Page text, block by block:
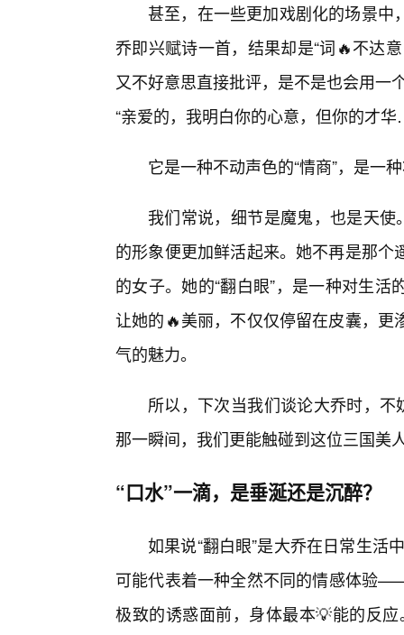
甚至，在一些更加戏剧化的场景中
乔即兴赋诗一首，结果却是“词🔥不达
又不好意思直接批评，是不是也会用一
“亲爱的，我明白你的心意，但你的才
它是一种不动声色的“情商”，是一
我们常说，细节是魔鬼，也是天使
的形象便更加鲜活起来。她不再是那
的女子。她的“翻白眼”，是一种对生
让她的🔥美丽，不仅仅停留在皮囊，
气的魅力。
所以，下次当我们谈论大乔时，不
那一瞬间，我们更能触碰到这位三国美
“口水”一滴，是垂涎还是沉醉？
如果说“翻白眼”是大乔在日常生活
可能代表着一种全然不同的情感体验
极致的诱惑面前，身体最本💡能的反